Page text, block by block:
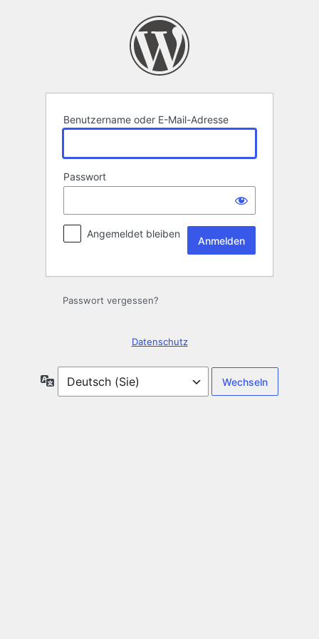
Benutzername oder E-Mail-Adresse
Passwort
Angemeldet bleiben
Passwort vergessen?
Datenschutz
Sprache